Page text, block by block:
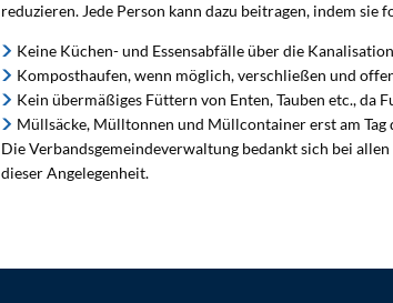
reduzieren. Jede Person kann dazu beitragen, indem sie
Keine Küchen- und Essensabfälle über die
Komposthaufen, wenn möglich, verschließen und
Kein übermäßiges Füttern von Enten, Tauben etc., da
Müllsäcke, Mülltonnen und Müllcontainer erst am
Die Verbandsgemeindeverwaltung bedankt sich bei
dieser Angelegenheit.